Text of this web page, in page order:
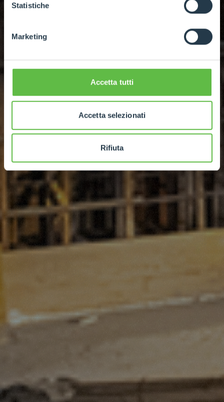
GDPR abbiamo predisposto una apposita procedura.
Statistiche
Marketing
Accetta tutti
Accetta selezionati
Rifiuta